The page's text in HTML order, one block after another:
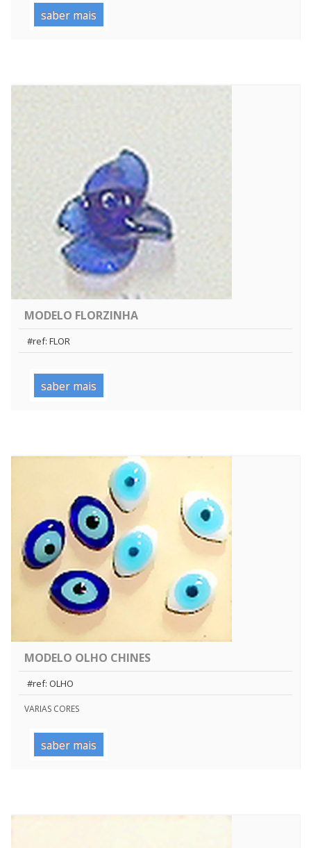
saber mais
MODELO FLORZINHA
#ref: FLOR
saber mais
MODELO OLHO CHINES
#ref: OLHO
VARIAS CORES
saber mais